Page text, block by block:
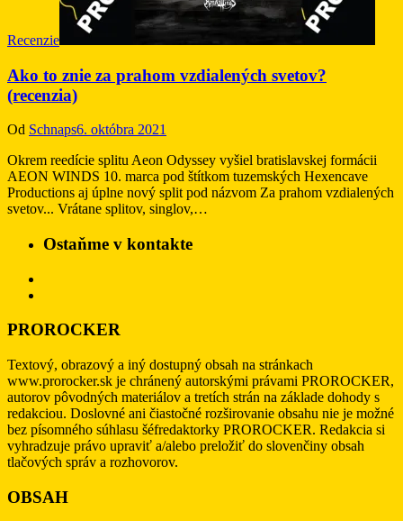
Recenzie
Ako to znie za prahom vzdialených svetov?
(recenzia)
Od Schnaps6. októbra 2021
Okrem reedície splitu Aeon Odyssey vyšiel bratislavskej formácii
AEON WINDS 10. marca pod štítkom tuzemských Hexencave
Productions aj úplne nový split pod názvom Za prahom vzdialených
svetov​.​.​. Vrátane splitov, singlov,…
Ostaňme v kontakte
PROROCKER
Textový, obrazový a iný dostupný obsah na stránkach
www.prorocker.sk je chránený autorskými právami PROROCKER,
autorov pôvodných materiálov a tretích strán na základe dohody s
redakciou. Doslovné ani čiastočné rozširovanie obsahu nie je možné
bez písomného súhlasu šéfredaktorky PROROCKER. Redakcia si
vyhradzuje právo upraviť a/alebo preložiť do slovenčiny obsah
tlačových správ a rozhovorov.
OBSAH